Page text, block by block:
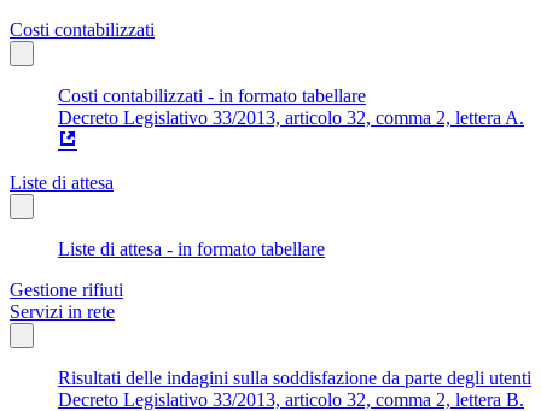
Costi contabilizzati
Costi contabilizzati - in formato tabellare
Decreto Legislativo 33/2013, articolo 32, comma 2, lettera A.
Liste di attesa
Liste di attesa - in formato tabellare
Gestione rifiuti
Servizi in rete
Risultati delle indagini sulla soddisfazione da parte degli utenti
Decreto Legislativo 33/2013, articolo 32, comma 2, lettera B.